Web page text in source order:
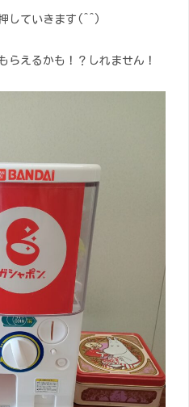
していきます(^^)
らえるかも！？しれません！